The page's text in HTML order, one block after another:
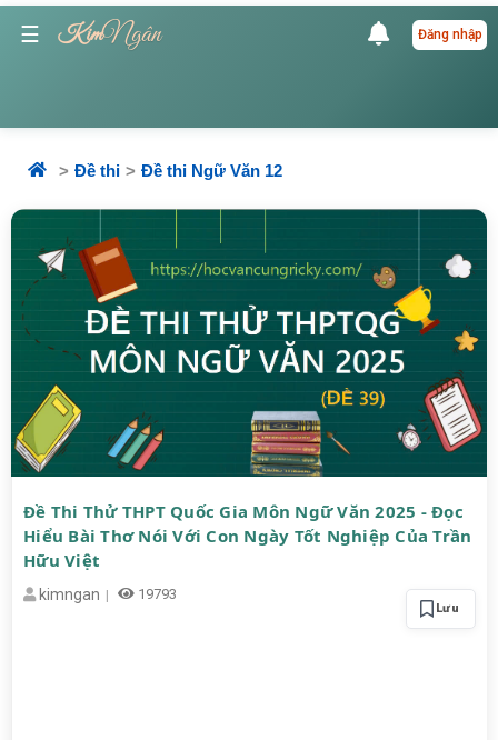
☰ KimNgân Đăng nhập
Đề thi Đề thi Ngữ Văn 12
Đề Thi Thử THPT Quốc Gia Môn Ngữ Văn 2025 - Đọc
Hiểu Bài Thơ Nói Với Con Ngày Tốt Nghiệp Của Trần
Hữu Việt
kimngan 19793
Lưu